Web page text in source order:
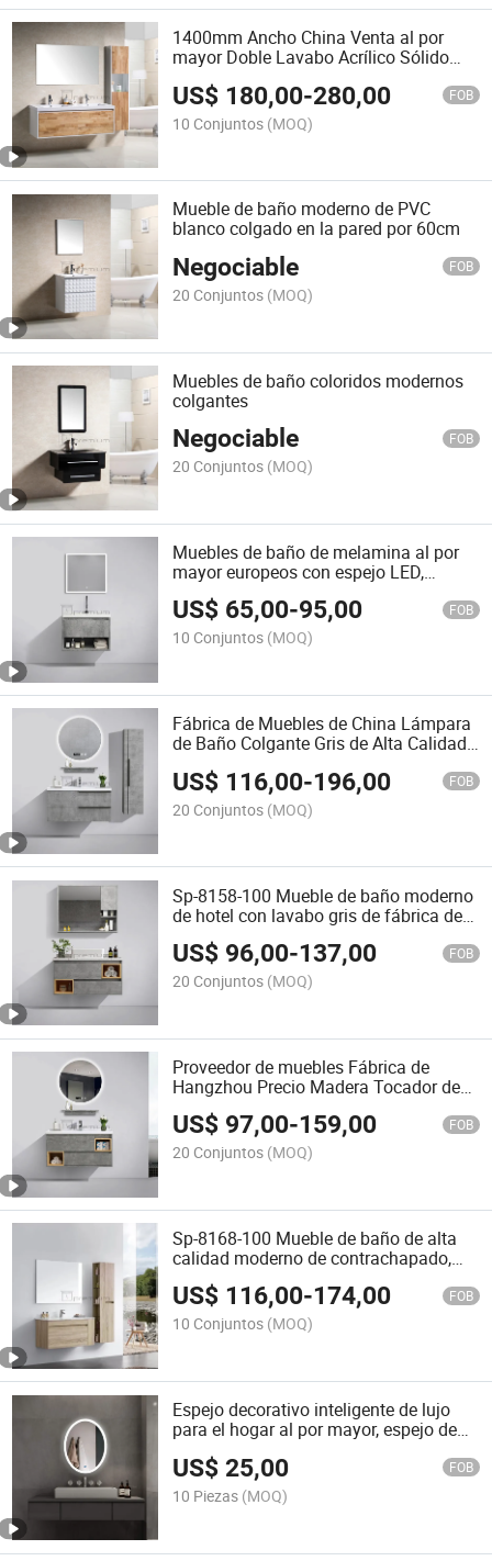
1400mm Ancho China Venta al por
mayor Doble Lavabo Acrílico Sólido
Montado en la Pared
US$ 180,00-280,00 FOB
10 Conjuntos (MOQ)
Mueble de baño moderno de PVC
blanco colgado en la pared por 60cm
Negociable FOB
20 Conjuntos (MOQ)
Muebles de baño coloridos modernos
colgantes
Negociable FOB
20 Conjuntos (MOQ)
Muebles de baño de melamina al por
mayor europeos con espejo LED,
moderno mueble de baño montado en
la pared con lavabo de madera
US$ 65,00-95,00 FOB
10 Conjuntos (MOQ)
Fábrica de Muebles de China Lámpara
de Baño Colgante Gris de Alta Calidad
con Lavabo de Cerámica de Fregadero
Único y Espejo con Luz LED
US$ 116,00-196,00 FOB
20 Conjuntos (MOQ)
Sp-8158-100 Mueble de baño moderno
de hotel con lavabo gris de fábrica de
Hangzhou, mueble de baño inteligente
laminado
US$ 96,00-137,00 FOB
20 Conjuntos (MOQ)
Proveedor de muebles Fábrica de
Hangzhou Precio Madera Tocador de
baño Lujo Moderno Montado en la
pared Muebles de baño laminados con
Espejo de baño redondo LED
US$ 97,00-159,00 FOB
20 Conjuntos (MOQ)
Sp-8168-100 Mueble de baño de alta
calidad moderno de contrachapado,
mueble de baño de Italia, conjunto de
tocador de baño de diseño moderno
para el hogar
US$ 116,00-174,00 FOB
10 Conjuntos (MOQ)
Espejo decorativo inteligente de lujo
para el hogar al por mayor, espejo de
espejo de pared de vidrio, espejo de
tocador color blanco
US$25,00 FOB
10 Piezas (MOQ)